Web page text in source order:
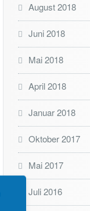
August 2018
Juni 2018
Mai 2018
April 2018
Januar 2018
Oktober 2017
Mai 2017
Juli 2016